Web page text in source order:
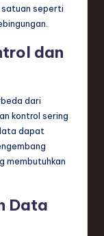
satuan seperti
dan
dari
kontrol sering
dapat
membutuhkan
Data